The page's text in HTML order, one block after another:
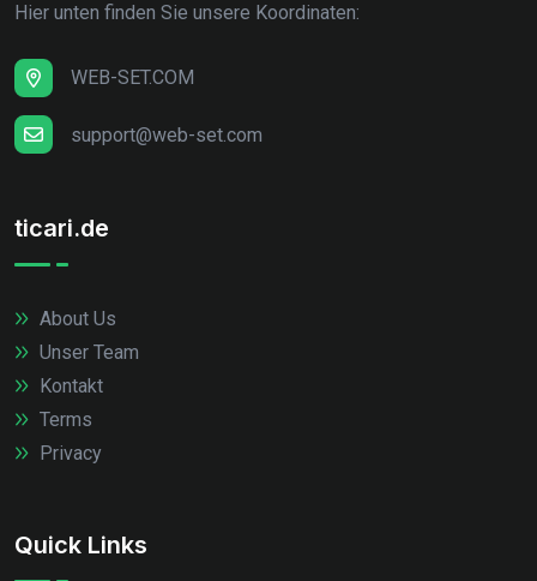
Hier unten finden Sie unsere Koordinaten:
WEB-SET.COM
support@web-set.com
ticari.de
About Us
Unser Team
Kontakt
Terms
Privacy
Quick Links